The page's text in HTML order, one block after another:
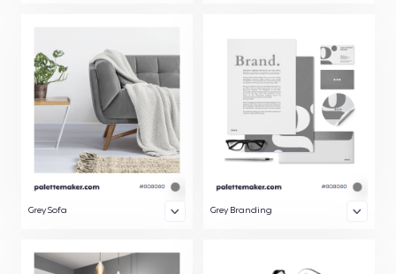
Grey Sofa Grey Branding